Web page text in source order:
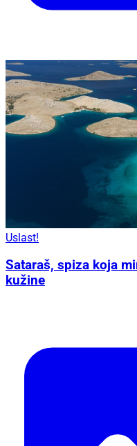
Uslast!
Sataraš, spiza koja
kužine